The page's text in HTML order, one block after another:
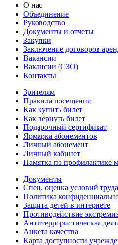
О нас
Объединение
Руководство
Документы и отчеты
Закупки
Заключение договоров
Вакансии
Вакансии (СЗО)
Контакты
Зрителям
Правила посещения
Как купить билет
Как вернуть билет
Подарочный сертификат
Ярмарка абонементов
Личный абонемент
Личный кабинет
Памятка по профилактике
Документы
Спец. оценка условий труда
Политика
Защита детей в интернете
Противодействие
Антитеррористическая
Анкета качества
Карта доступности